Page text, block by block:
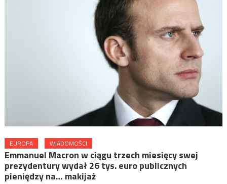
EUROPA WIADOMOŚCI
Emmanuel Macron w ciągu trzech miesięcy swej
prezydentury wydał 26 tys. euro publicznych
pieniędzy na… makijaż